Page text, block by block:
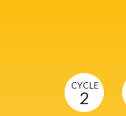
CYCLE
2